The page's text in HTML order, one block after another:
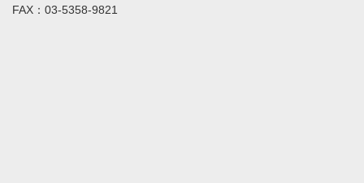
FAX：03-5358-9821